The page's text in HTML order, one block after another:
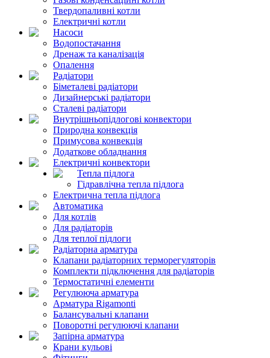
Твердопаливні котли
Електричні котли
Насоси
Водопостачання
Дренаж та каналізація
Опалення
Радіатори
Біметалеві радіатори
Дизайнерські радіатори
Сталеві радіатори
Внутрішньопідлогові конвектори
Природна конвекція
Примусова конвекція
Додаткове обладнання
Електричні конвектори
Тепла підлога
Гідравлічна тепла підлога
Електрична тепла підлога
Автоматика
Для котлів
Для радіаторів
Для теплої підлоги
Радіаторна арматура
Клапани радіаторних терморегуляторів
Комплекти підключення для радіаторів
Термостатичні елементи
Регулююча арматура
Арматура Rigamonti
Балансувальні клапани
Поворотні регулюючі клапани
Запірна арматура
Крани кульові